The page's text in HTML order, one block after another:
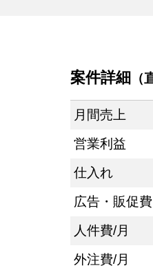
案件詳細 （
月間売上
営業利益
仕入れ
広告・販促費
人件費/月
外注費/月